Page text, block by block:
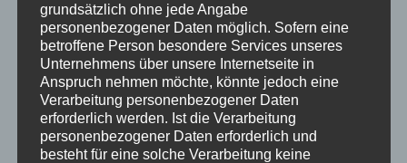
Was hat es mit dem Hexenschuss auf sich?
Was kannst Du machen, wenn es Dich erwischt hat
bzw. welche Prophylaxe ist wirksam?
grundsätzlich ohne jede Angabe
personenbezogener Daten möglich. Sofern eine
betroffene Person besondere Services unseres
Unternehmens über unsere Internetseite in
Anspruch nehmen möchte, könnte jedoch eine
Verarbeitung personenbezogener Daten
erforderlich werden. Ist die Verarbeitung
personenbezogener Daten erforderlich und
besteht für eine solche Verarbeitung keine